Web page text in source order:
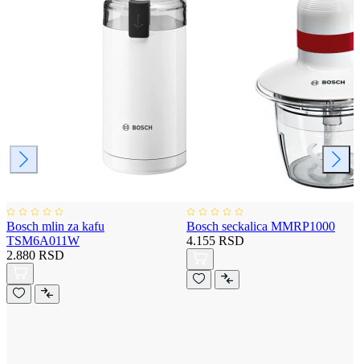
Bosch mlin za kafu
TSM6A011W
2.880 RSD
Bosch seckalica MMRP1000
4.155 RSD